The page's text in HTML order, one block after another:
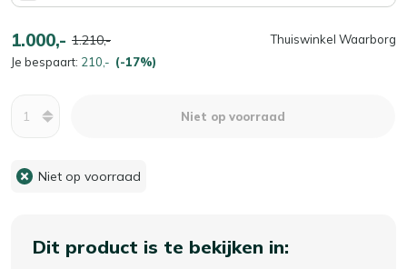
1.000,- 1.210,-
Je bespaart: 210,- (-17%)
Thuiswinkel Waarborg
Niet op voorraad
Niet op voorraad
Dit product is te bekijken in: